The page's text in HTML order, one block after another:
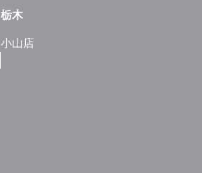
栃木
小山店